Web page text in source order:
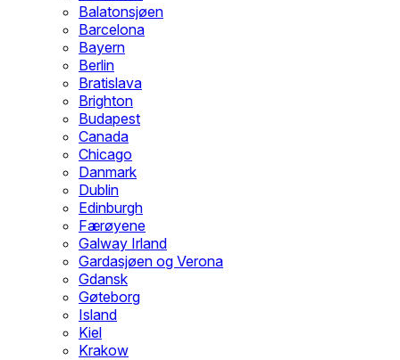
Balatonsjøen
Barcelona
Bayern
Berlin
Bratislava
Brighton
Budapest
Canada
Chicago
Danmark
Dublin
Edinburgh
Færøyene
Galway Irland
Gardasjøen og Verona
Gdansk
Gøteborg
Island
Kiel
Krakow